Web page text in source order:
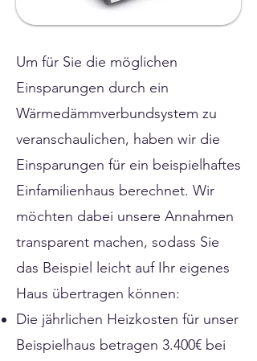
Um für Sie die möglichen
Einsparungen durch ein
Wärmedämmverbundsystem zu
veranschaulichen, haben wir die
Einsparungen für ein beispielhaftes
Einfamilienhaus berechnet. Wir
möchten dabei unsere Annahmen
transparent machen, sodass Sie
das Beispiel leicht auf Ihr eigenes
Haus übertragen können:
Die jährlichen Heizkosten für unser
Beispielhaus betragen 3.400€ bei